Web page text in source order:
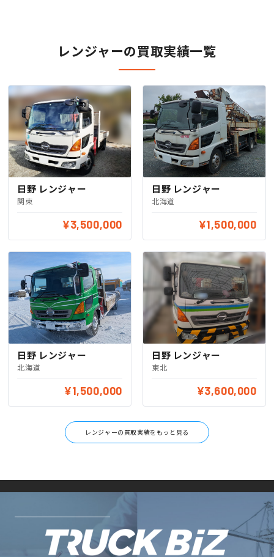
レンジャーの買取実績一覧
日野 レンジャー
関東
¥3,500,000
日野 レンジャー
北海道
¥1,500,000
日野 レンジャー
北海道
¥1,500,000
日野 レンジャー
東北
¥3,600,000
レンジャーの買取実績をもっと見る